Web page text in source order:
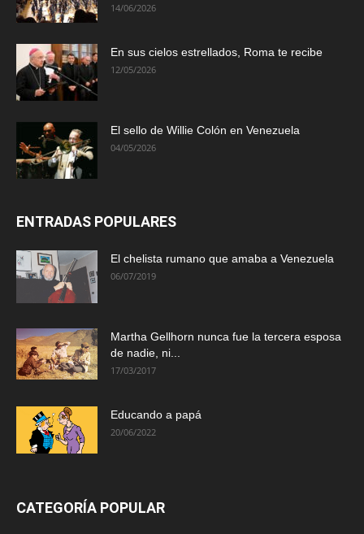
14/06/2026
En sus cielos estrellados, Roma te recibe
12/05/2026
El sello de Willie Colón en Venezuela
04/05/2026
ENTRADAS POPULARES
El chelista rumano que amaba a Venezuela
06/07/2019
Martha Gellhorn nunca fue la tercera esposa
de nadie, ni...
17/03/2017
Educando a papá
20/06/2022
CATEGORÍA POPULAR